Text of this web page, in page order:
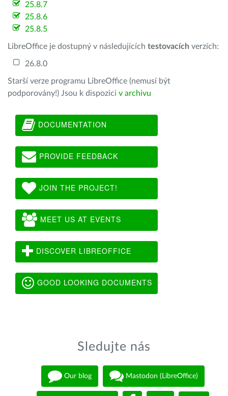
25.8.7
25.8.6
25.8.5
LibreOffice je dostupný v následujících testovacích verzích:
26.8.0
Starší verze programu LibreOffice (nemusí být
podporovány!) Jsou k dispozici v archivu
DOCUMENTATION
PROVIDE FEEDBACK
JOIN THE PROJECT!
MEET US AT EVENTS
DISCOVER LIBREOFFICE
GOOD LOOKING DOCUMENTS
Sledujte nás
Our blog Mastodon (LibreOffice)